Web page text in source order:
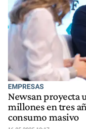
EMPRESAS
Newsan proyecta
millones en tres
consumo masivo